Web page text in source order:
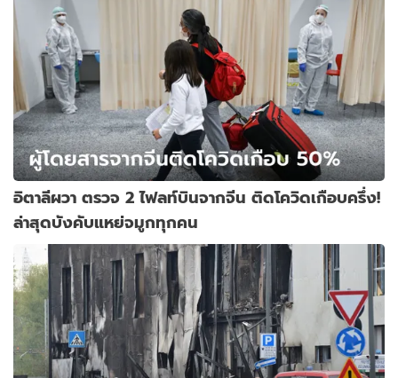
อิตาลีผวา ตรวจ 2 ไฟลท์บินจากจีน ติดโควิดเกือบครึ่ง!
ล่าสุดบังคับแหย่จมูกทุกคน